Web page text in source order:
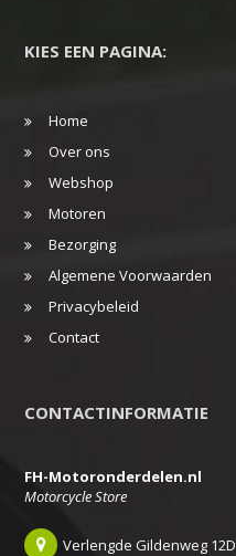
KIES EEN PAGINA:
Home
Over ons
Webshop
Motoren
Bezorging
Algemene Voorwaarden
Privacybeleid
Contact
CONTACTINFORMATIE
FH-Motoronderdelen.nl
Motorcycle Store
Verlengde Gildenweg 12D,